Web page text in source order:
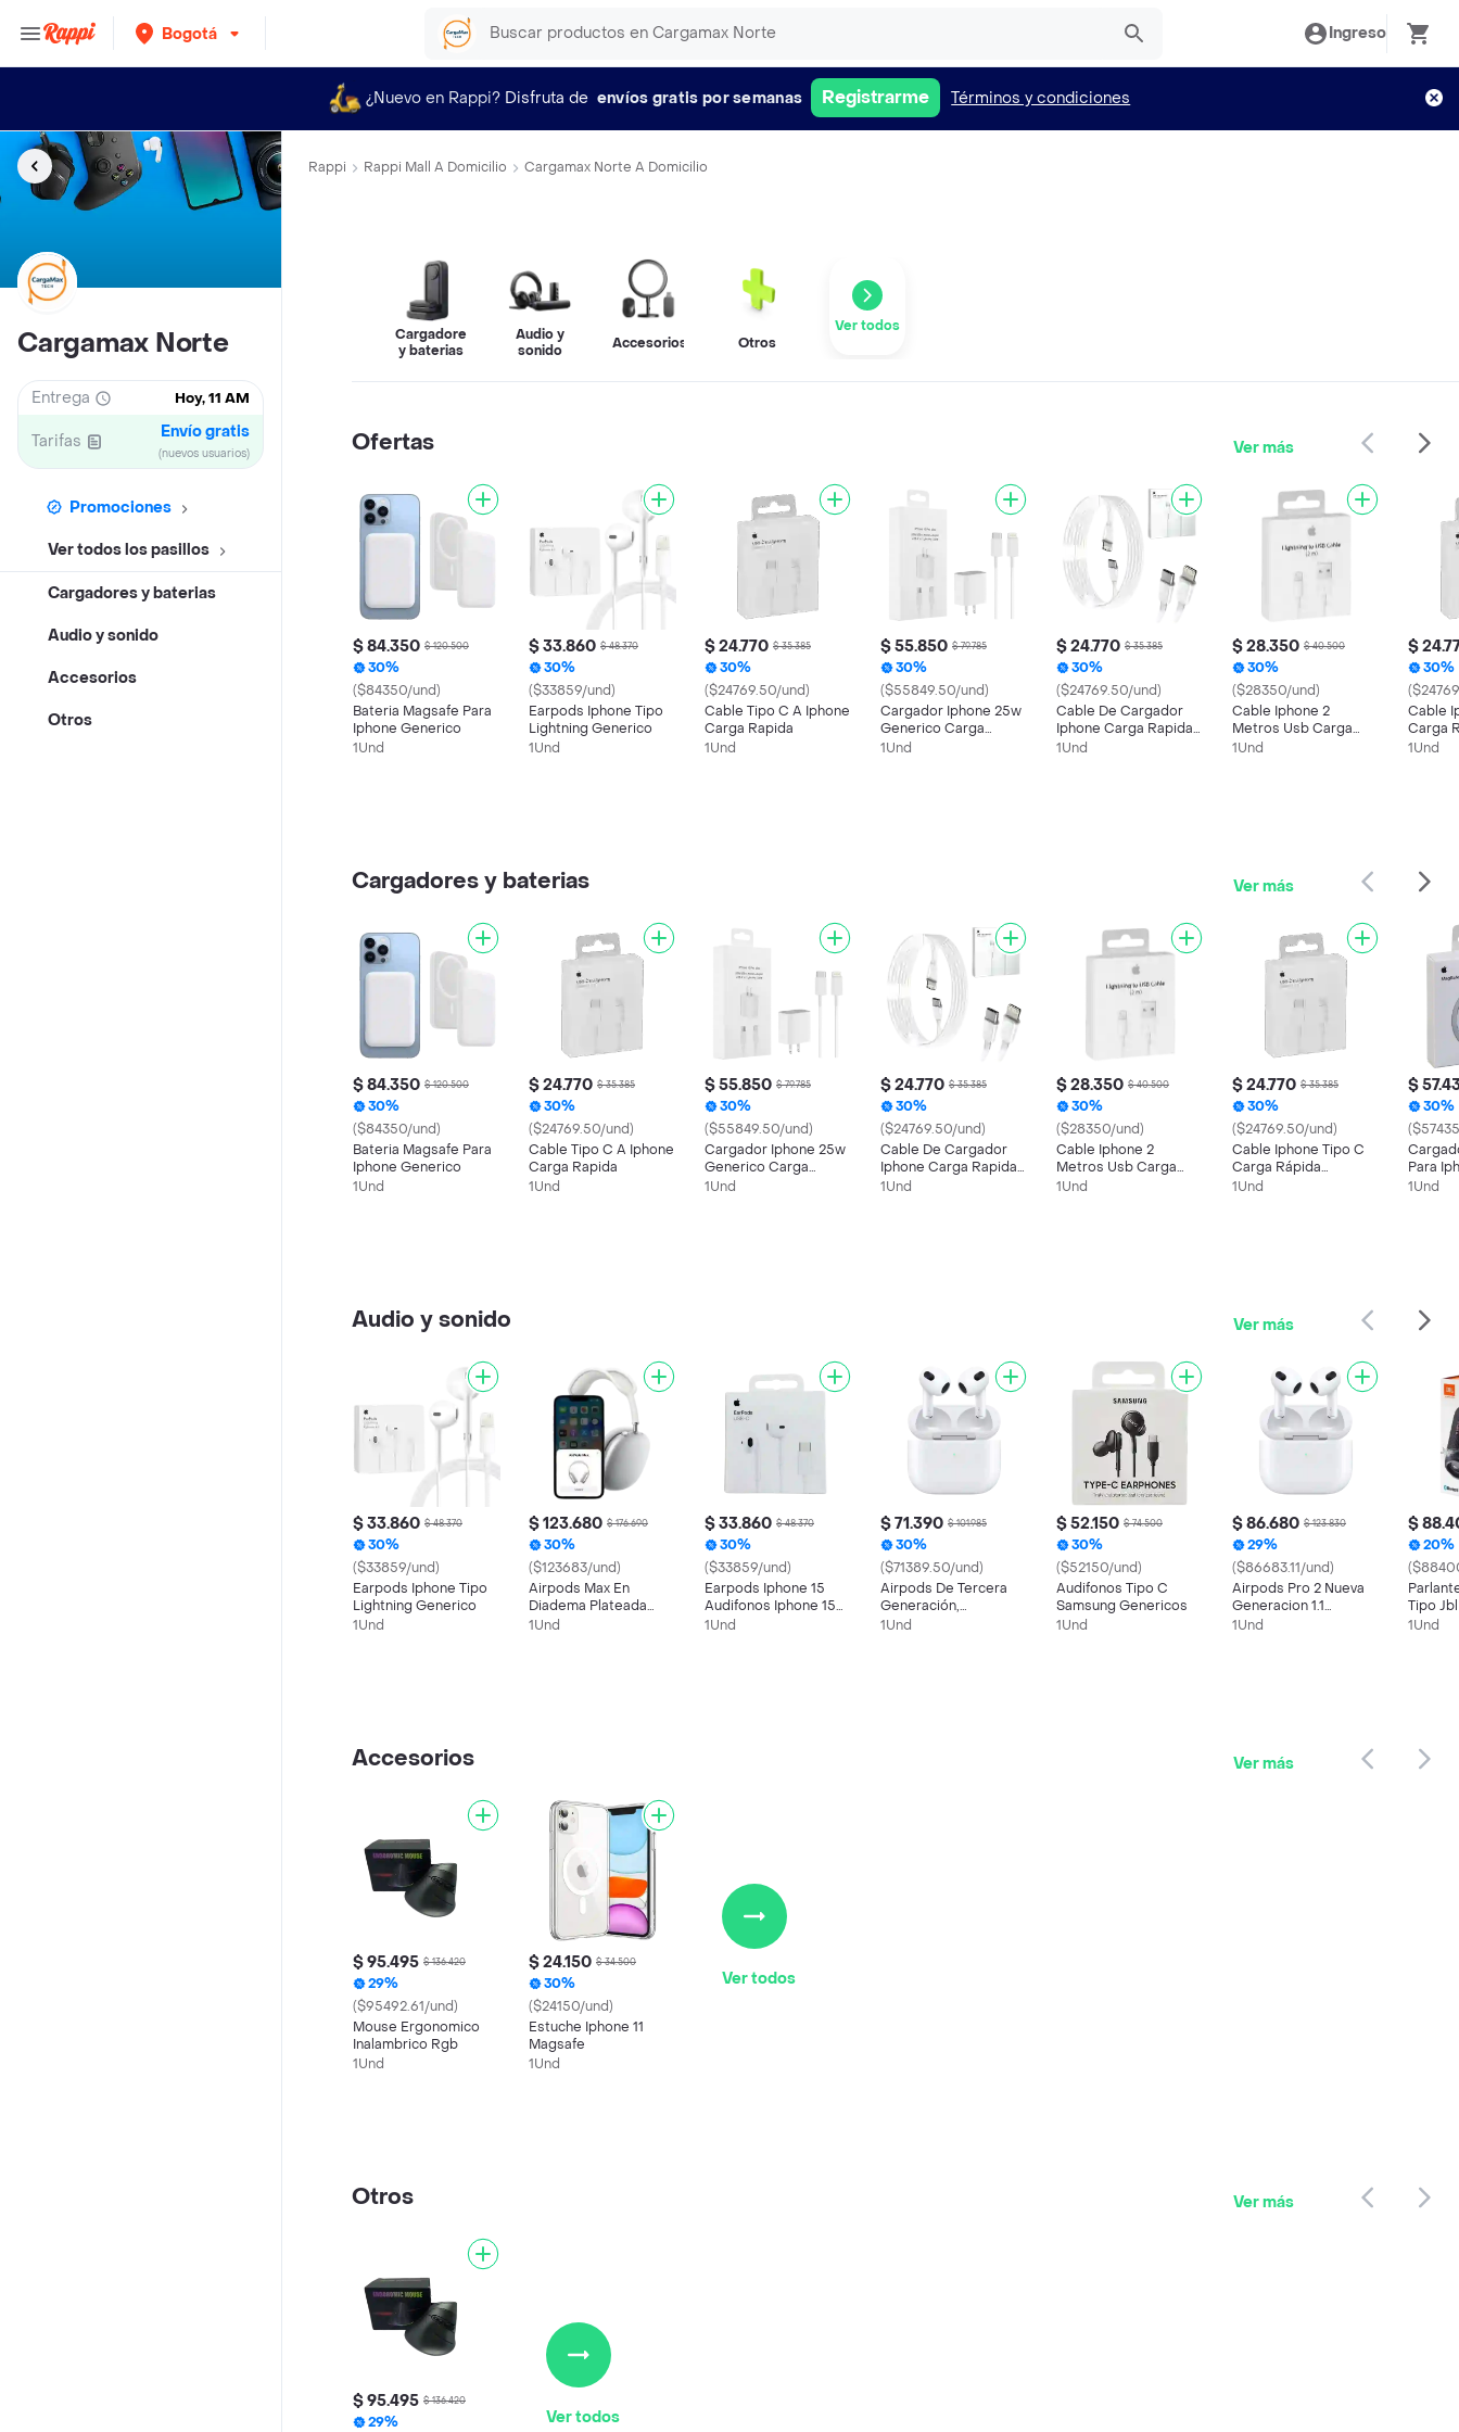
Bogotá Ingreso
¿Nuevo en Rappi? Disfruta de envíos gratis por semanas Registrarme Términos y condiciones
Cargamax Norte
Entrega Hoy, 11 AM
Tarifas Envío gratis
(nuevos usuarios)
Promociones
Ver todos los pasillos
Cargadores y baterias
Audio y sonido
Accesorios
Otros
Rappi Rappi Mall A Domicilio Cargamax Norte A Domicilio
Cargadores
y baterias
Audio y
sonido
Accesorios Otros
Ver todos
Ofertas Ver más
$ 84.350 $ 120.500
30%
($84350/und)
Bateria Magsafe Para
Iphone Generico
1Und
$ 33.860 $ 48.370
30%
($33859/und)
Earpods Iphone Tipo
Lightning Generico
1Und
$ 24.770 $ 35.385
30%
($24769.50/und)
Cable Tipo C A Iphone
Carga Rapida
1Und
$ 55.850 $ 79.785
30%
($55849.50/und)
Cargador Iphone 25w
Generico Carga
Rapida
1Und
$ 24.770 $ 35.385
30%
($24769.50/und)
Cable De Cargador
Iphone Carga Rapida
Tipo C A Lightning 1
1Und
$ 28.350 $ 40.500
30%
($28350/und)
Cable Iphone 2
Metros Usb Carga
Rapida Generico
1Und
$
30%
Cable
Carga
1Und
Cargadores y baterias Ver más
$ 84.350 $ 120.500
30%
($84350/und)
Bateria Magsafe Para
Iphone Generico
1Und
$ 24.770 $ 35.385
30%
($24769.50/und)
Cable Tipo C A Iphone
Carga Rapida
1Und
$ 55.850 $ 79.785
30%
($55849.50/und)
Cargador Iphone 25w
Generico Carga
Rapida
1Und
$ 24.770 $ 35.385
30%
($24769.50/und)
Cable De Cargador
Iphone Carga Rapida
Tipo C A Lightning 1
1Und
$ 28.350 $ 40.500
30%
($28350/und)
Cable Iphone 2
Metros Usb Carga
Rapida Generico
1Und
$ 24.770 $ 35.385
30%
($24769.50/und)
Cable Iphone Tipo C
Carga Rápida
Generico De 1 Metro
1Und
$
30%
Para
1Und
Audio y sonido Ver más
$ 33.860 $ 48.370
30%
($33859/und)
Earpods Iphone Tipo
Lightning Generico
1Und
$ 123.680 $ 176.690
30%
($123683/und)
Airpods Max En
Diadema Plateada
Generico
1Und
$ 33.860 $ 48.370
30%
($33859/und)
Earpods Iphone 15
Audifonos Iphone 15
Tipo C Generico
1Und
$ 71.390 $ 101.985
30%
($71389.50/und)
Airpods De Tercera
Generación,
Audifonos Genericos
1Und
$ 52.150 $ 74.500
30%
($52150/und)
Audifonos Tipo C
Samsung Genericos
1Und
$ 86.680 $ 123.830
29%
($86683.11/und)
Airpods Pro 2 Nueva
Generacion 1.1
Generico
1Und
$
20%
Tipo
1Und
Accesorios Ver más
$ 95.495 $ 136.420
29%
($95492.61/und)
Mouse Ergonomico
Inalambrico Rgb
1Und
$ 24.150 $ 34.500
30%
($24150/und)
Estuche Iphone 11
Magsafe
1Und
Ver todos
Otros Ver más
$ 95.495 $ 136.420
29%
Ver todos